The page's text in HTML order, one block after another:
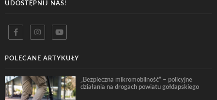
UDOSTĘPNIJ NAS!
POLECANE ARTYKUŁY
„Bezpieczna mikromobilność” – policyjne
działania na drogach powiatu gołdapskiego